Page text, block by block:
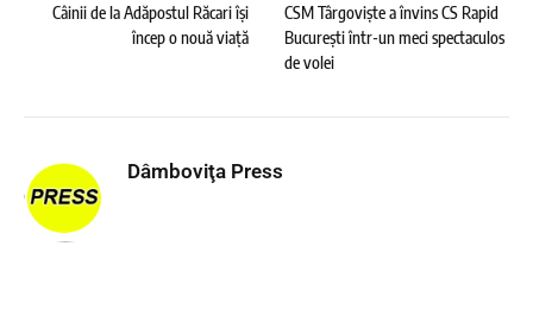
Câinii de la Adăpostul Răcari își
încep o nouă viață
CSM Târgoviște a învins CS Rapid
București într-un meci spectaculos
de volei
Dâmboviţa Press